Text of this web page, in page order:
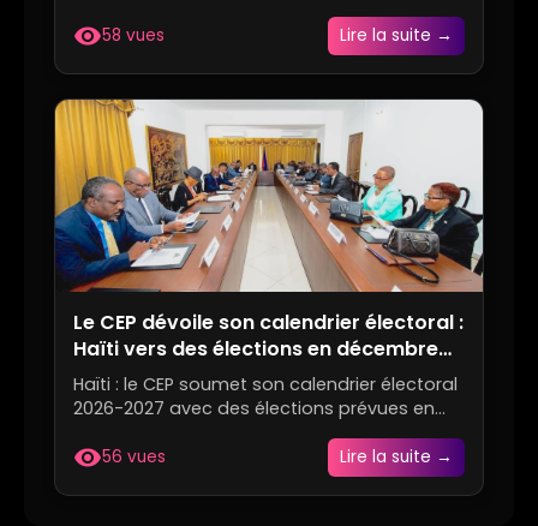
visibility58 vues Lire la suite →
Le CEP dévoile son calendrier électoral :
Haïti vers des élections en décembre
2026
Haïti : le CEP soumet son calendrier électoral
2026-2027 avec des élections prévues en
visibility56 vues Lire la suite →